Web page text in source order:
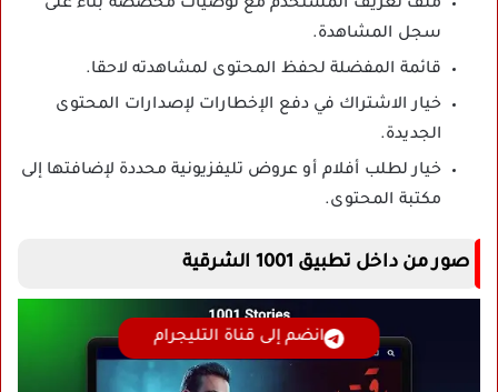
ملف تعريف المستخدم مع توصيات مخصصة بناء على
سجل المشاهدة.
قائمة المفضلة لحفظ المحتوى لمشاهدته لاحقا.
خيار الاشتراك في دفع الإخطارات لإصدارات المحتوى
الجديدة.
خيار لطلب أفلام أو عروض تليفزيونية محددة لإضافتها إلى
مكتبة المحتوى.
صور من داخل تطبيق 1001 الشرقية
انضم إلى قناة التليجرام